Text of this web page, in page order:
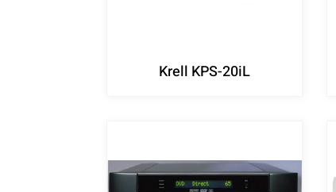
Krell KPS-20iL